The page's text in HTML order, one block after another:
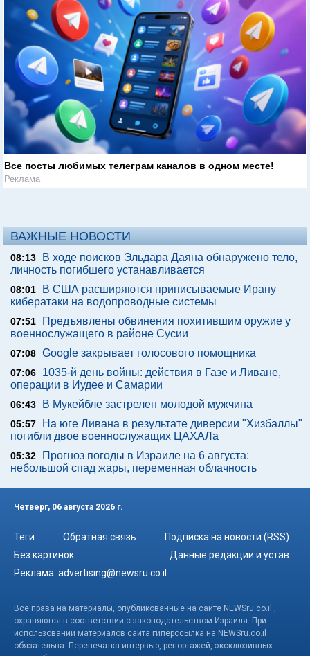
Все посты любимых телеграм каналов в одном месте!
Реклама
ВАЖНЫЕ НОВОСТИ
08:13
В ходе поисков Эльдара Даяна обнаружено тело,
личность погибшего устанавливается
08:01
В США расширяются приписываемые Ирану
кибератаки на водопроводные системы
07:51
Предъявлены обвинения похитившим оружие у
военнослужащего в районе Сусии
07:08 Google закрывает голосового помощника
07:06
1035-й день войны: действия в Газе и Ливане,
операции в Иудее и Самарии
06:43 В Мукейбле застрелен молодой мужчина
05:57
На юге Ливана в результате диверсии "Хизбаллы"
погибли двое военнослужащих ЦАХАЛа
05:32
Прогноз погоды в Израиле на 6 августа:
небольшой спад жары, переменная облачность
Четверг, 06 августа 2026 г.
Теги Обратная связь
Подписка на новости (RSS)
Без картинок
Данные редакции и устав
Реклама: advertising@newsru.co.il
Все права на материалы, опубликованные на сайте NEWSru.co.il ,
охраняются в соответствии с законодательством Израиля. При
использовании материалов сайта гиперссылка на NEWSru.co.il
обязательна. Перепечатка интервью, репортажей, эксклюзивных